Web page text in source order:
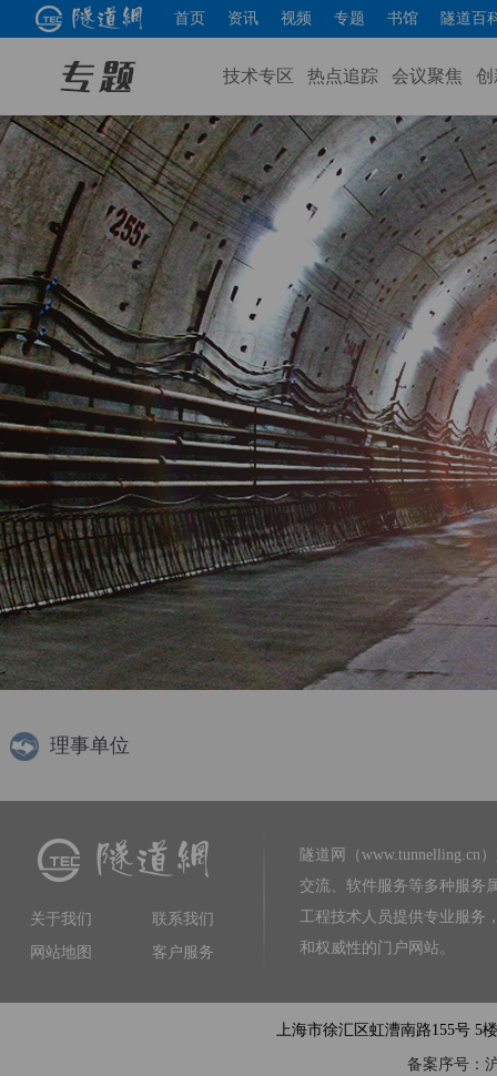
首页 资讯 视频 专题 书馆 隧道百
技术专区 热点追踪 会议聚焦 创
理事单位
关于我们
联系我们
网站地图
客户服务
隧道网（www.tunnelling.cn）
交流、软件服务等多种服务
工程技术人员提供专业服务
和权威性的门户网站。
上海市徐汇区虹漕南路155号 5
备案序号：